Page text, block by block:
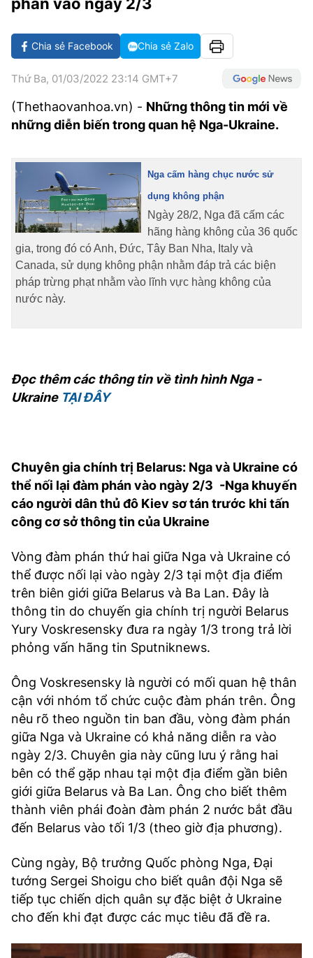
GOLF
CÁC CÚP CHÂU ÂU
BẢNG XẾP HẠNG
VĂN HÓA
DIỄN ĐÀN
NHỊP ĐẬP SỨC KHỎE
GIẢI TRÍ
KBIZ
ĐIỂM ĐẾN
ẢNH
ẨM THỰC
TƯ VẤN
HIGHTECH
BẠN CẦN BIẾT
INFOGRAPHIC
ẢNH
BÁO GIẤY
BÙI XUÂN PHÁI
Hotline: 0981.119.189
Điện thoại: 024.38254756
MẠNG XÃ HỘI
Chia sẻ Facebook Chia sẻ Zalo
Thứ Ba, 01/03/2022 23:14 GMT+7
(Thethaovanhoa.vn) - Những thông tin mới về
những diễn biến trong quan hệ Nga-Ukraine.
Nga cấm hàng chục nước sử
dụng không phận
Ngày 28/2, Nga đã cấm các
hãng hàng không của 36 quốc
gia, trong đó có Anh, Đức, Tây Ban Nha, Italy và
Canada, sử dụng không phận nhằm đáp trả các biện
pháp trừng phạt nhằm vào lĩnh vực hàng không của
nước này.
Đọc thêm các thông tin về tình hình Nga -
Ukraine TẠI ĐÂY
Chuyên gia chính trị Belarus: Nga và Ukraine có
thể nối lại đàm phán vào ngày 2/3 -Nga khuyến
cáo người dân thủ đô Kiev sơ tán trước khi tấn
công cơ sở thông tin của Ukraine
Vòng đàm phán thứ hai giữa Nga và Ukraine có
thể được nối lại vào ngày 2/3 tại một địa điểm
trên biên giới giữa Belarus và Ba Lan. Đây là
thông tin do chuyến gia chính trị người Belarus
Yury Voskresensky đưa ra ngày 1/3 trong trả lời
phỏng vấn hãng tin Sputniknews.
Ông Voskresensky là người có mối quan hệ thân
cận với nhóm tổ chức cuộc đàm phán trên. Ông
nêu rõ theo nguồn tin ban đầu, vòng đàm phán
giữa Nga và Ukraine có khả năng diễn ra vào
ngày 2/3. Chuyên gia này cũng lưu ý rằng hai
bên có thể gặp nhau tại một địa điểm gần biên
giới giữa Belarus và Ba Lan. Ông cho biết thêm
thành viên phái đoàn đàm phán 2 nước bắt đầu
đến Belarus vào tối 1/3 (theo giờ địa phương).
Cùng ngày, Bộ trưởng Quốc phòng Nga, Đại
tướng Sergei Shoigu cho biết quân đội Nga sẽ
tiếp tục chiến dịch quân sự đặc biệt ở Ukraine
cho đến khi đạt được các mục tiêu đã đề ra.